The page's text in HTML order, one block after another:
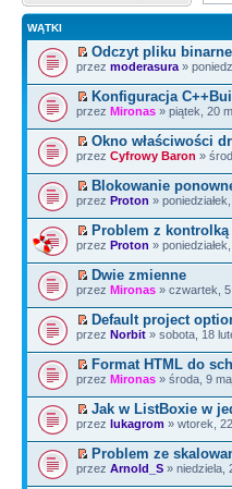
WĄTKI
Odczyt pliku
przez moderasura »
Konfiguracja
przez Mironas » piątek, 20
Okno właściwości
przez Cyfrowy Baron »
Blokowanie
przez Proton »
Problem z kontrolką
przez Proton »
Dwie zmienne
przez Mironas » czwartek, 5
Default project
przez Norbit » sobota, 18
Format HTML do
przez Mironas » środa, 9
Jak w ListBoxie w
przez lukagrom » wtorek,
Problem ze
przez Arnold_S » niedziela,